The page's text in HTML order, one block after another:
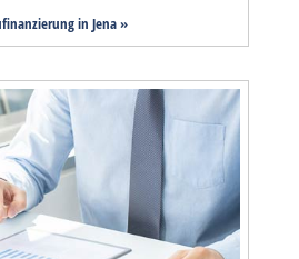
in Jena »